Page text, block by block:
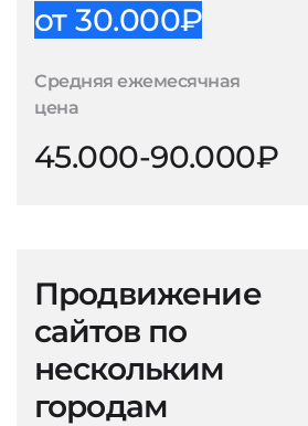
от 30.000₽
Средняя ежемесячная
цена
45.000-90.000₽
Продвижение
сайтов по
нескольким
городам